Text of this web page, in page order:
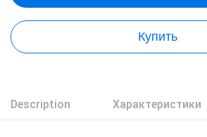
Купить
Description Характеристики